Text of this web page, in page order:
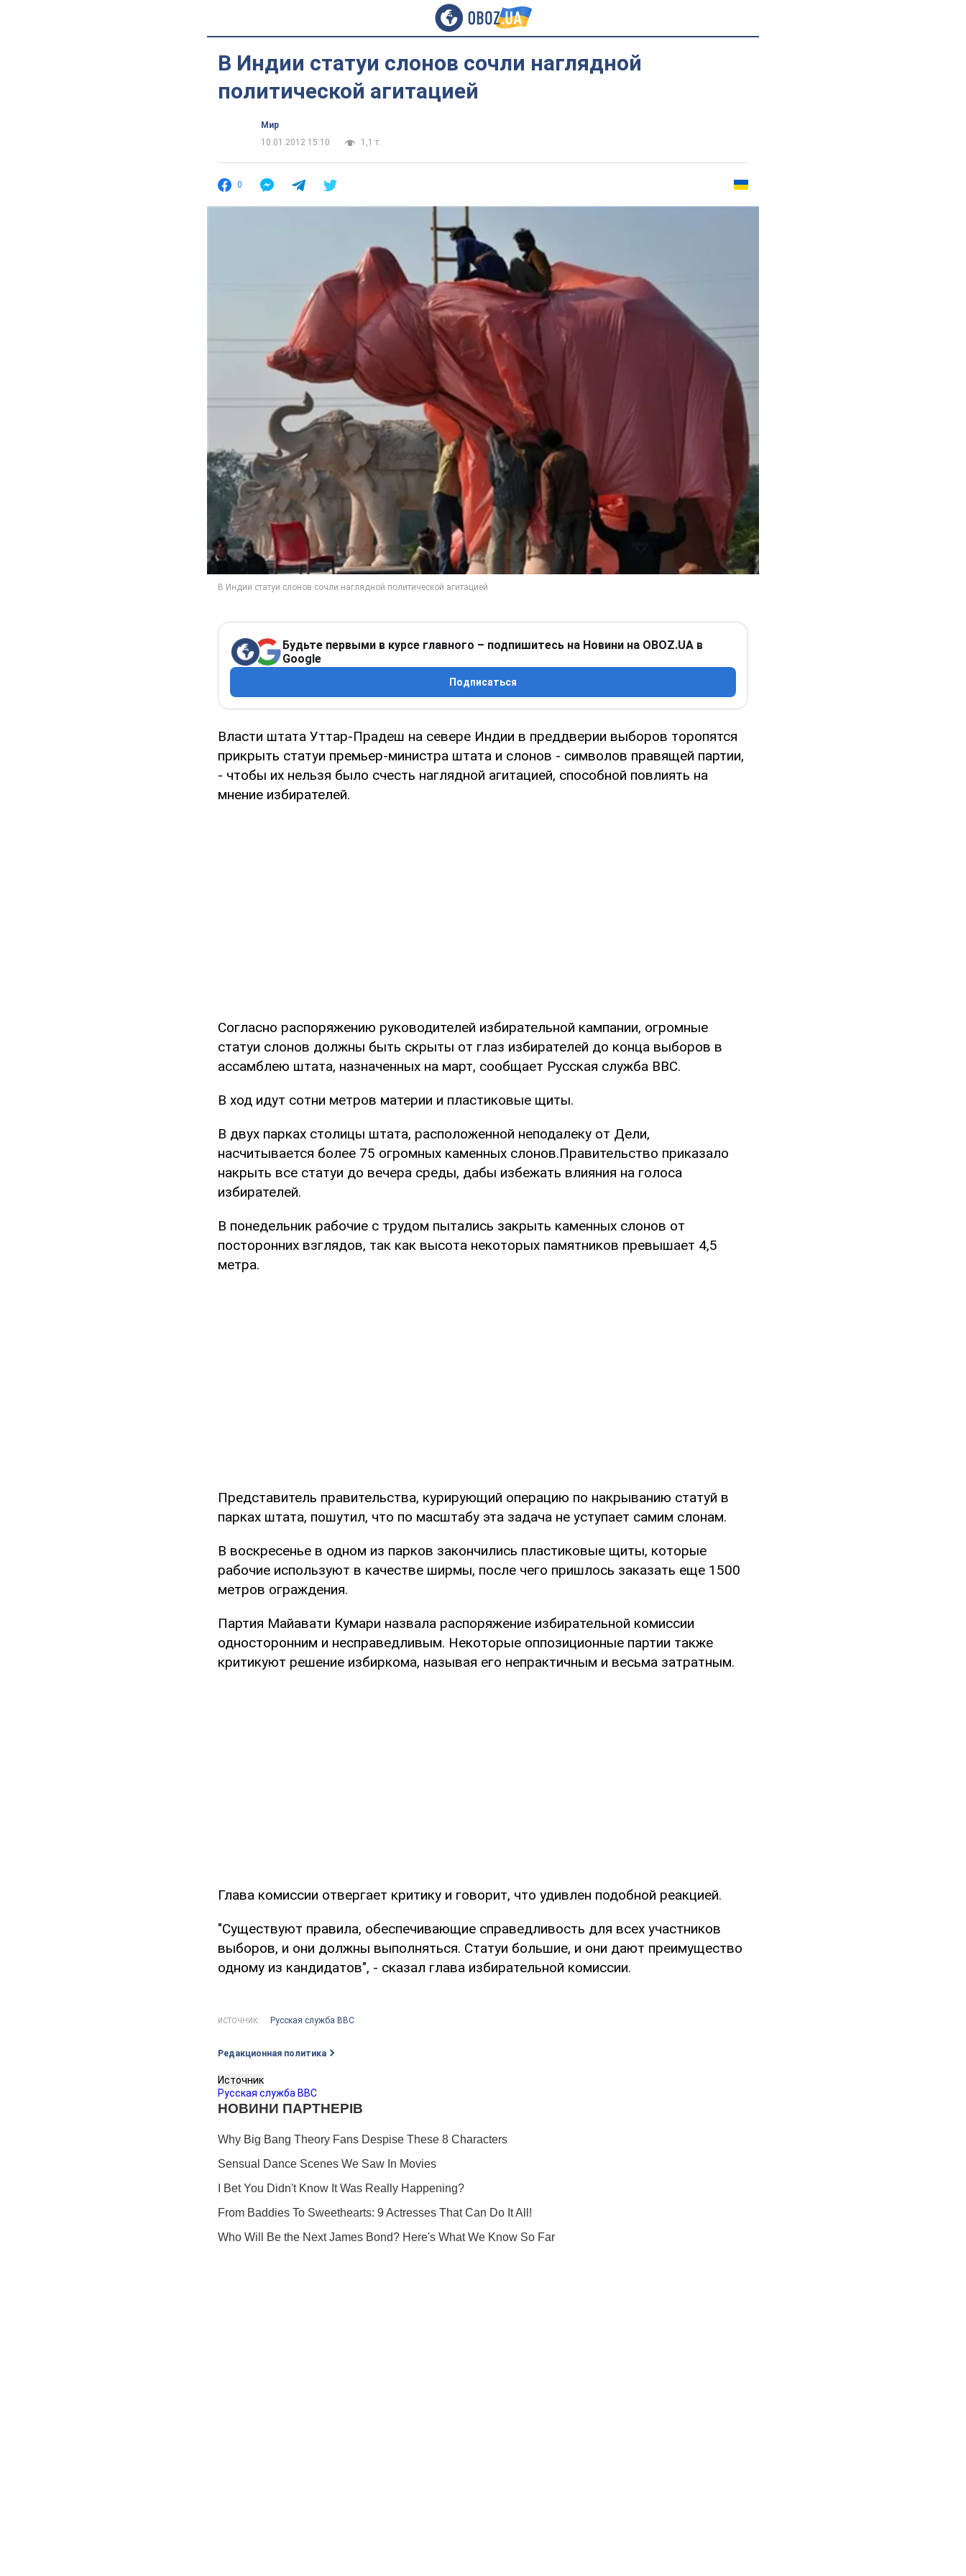
В Индии статуи слонов сочли наглядной
политической агитацией
Мир
10.01.2012 15:10
1,1 т.
0
Будьте первыми в курсе главного – подпишитесь на Новини на OBOZ.UA в
Google
Подписаться
Власти штата Уттар-Прадеш на севере Индии в преддверии выборов торопятся
прикрыть статуи премьер-министра штата и слонов - символов правящей партии,
- чтобы их нельзя было счесть наглядной агитацией, способной повлиять на
мнение избирателей.
Согласно распоряжению руководителей избирательной кампании, огромные
статуи слонов должны быть скрыты от глаз избирателей до конца выборов в
ассамблею штата, назначенных на март, сообщает Русская служба ВВС.
В ход идут сотни метров материи и пластиковые щиты.
В двух парках столицы штата, расположенной неподалеку от Дели,
насчитывается более 75 огромных каменных слонов.Правительство приказало
накрыть все статуи до вечера среды, дабы избежать влияния на голоса
избирателей.
В понедельник рабочие с трудом пытались закрыть каменных слонов от
посторонних взглядов, так как высота некоторых памятников превышает 4,5
метра.
Представитель правительства, курирующий операцию по накрыванию статуй в
парках штата, пошутил, что по масштабу эта задача не уступает самим слонам.
В воскресенье в одном из парков закончились пластиковые щиты, которые
рабочие используют в качестве ширмы, после чего пришлось заказать еще 1500
метров ограждения.
Партия Майавати Кумари назвала распоряжение избирательной комиссии
односторонним и несправедливым. Некоторые оппозиционные партии также
критикуют решение избиркома, называя его непрактичным и весьма затратным.
Глава комиссии отвергает критику и говорит, что удивлен подобной реакцией.
"Существуют правила, обеспечивающие справедливость для всех участников
выборов, и они должны выполняться. Статуи большие, и они дают преимущество
одному из кандидатов", - сказал глава избирательной комиссии.
ИСТОЧНИК: Русская служба ВВС
Редакционная политика
Источник
Русская служба ВВС